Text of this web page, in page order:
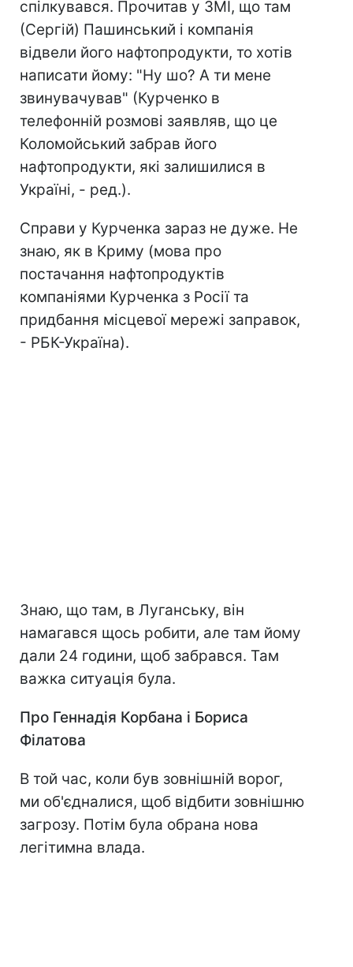
спілкувався. Прочитав у ЗМІ, що там
(Сергій) Пашинський і компанія
відвели його нафтопродукти, то хотів
написати йому: "Ну шо? А ти мене
звинувачував" (Курченко в
телефонній розмові заявляв, що це
Коломойський забрав його
нафтопродукти, які залишилися в
Україні, - ред.).
Справи у Курченка зараз не дуже. Не
знаю, як в Криму (мова про
постачання нафтопродуктів
компаніями Курченка з Росії та
придбання місцевої мережі заправок,
- РБК-Україна).
Знаю, що там, в Луганську, він
намагався щось робити, але там йому
дали 24 години, щоб забрався. Там
важка ситуація була.
Про Геннадія Корбана і Бориса
Філатова
В той час, коли був зовнішній ворог,
ми об'єдналися, щоб відбити зовнішню
загрозу. Потім була обрана нова
легітимна влада.